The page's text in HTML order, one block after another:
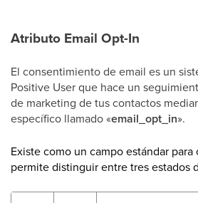
Atributo Email Opt-In
El consentimiento de email es un
Positive User que hace un
de marketing de tus contactos
específico llamado «email_opt_in».
Existe como un campo estándar
permite distinguir entre tres estados